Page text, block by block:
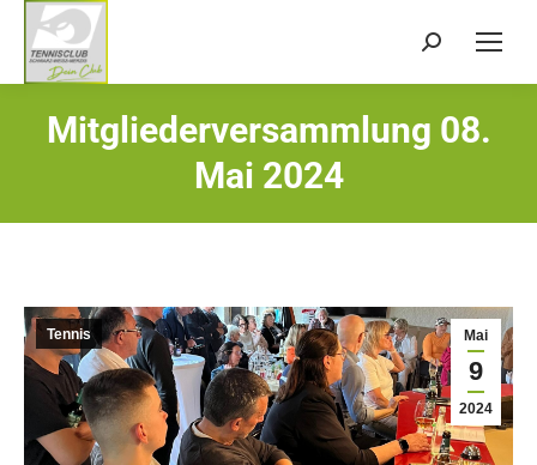
Search:
Mitgliederversammlung 08.
Mai 2024
Mai
9
2024
Tennis